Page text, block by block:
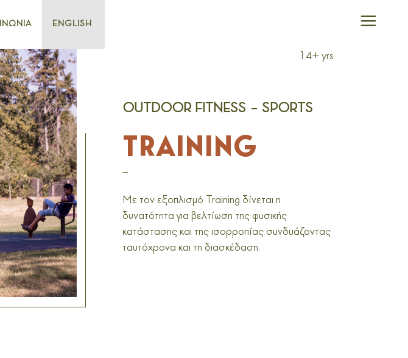
ENGLISH
14+ yrs
OUTDOOR FITNESS – SPORTS
TRAINING
Με τον εξοπλισμό Training δίνεται η
δυνατότητα για βελτίωση της φυσικής
κατάστασης και της ισορροπίας συνδυάζοντας
ταυτόχρονα και τη διασκέδαση.